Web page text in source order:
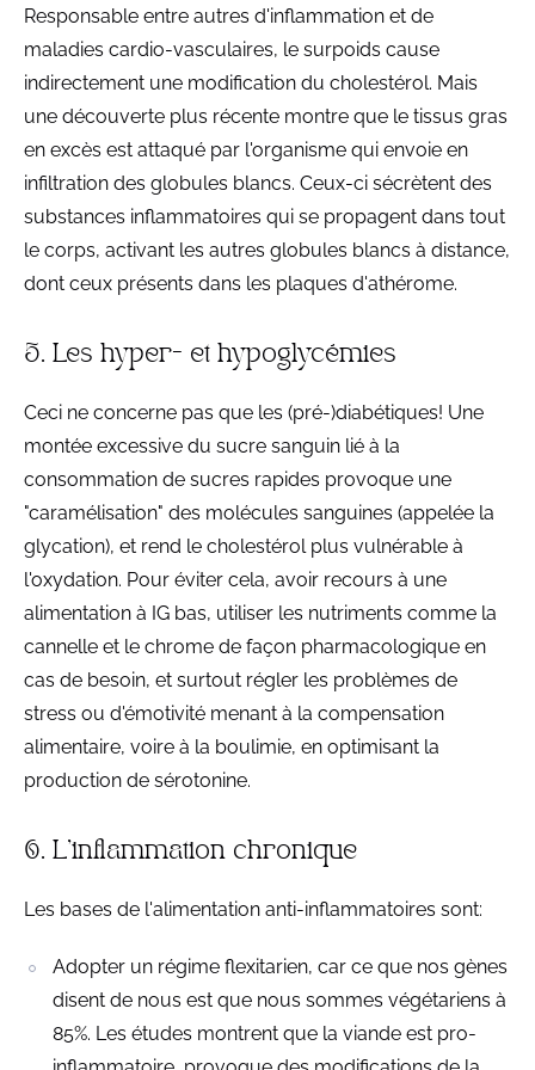
Responsable entre autres d'inflammation et de
maladies cardio-vasculaires, le surpoids cause
indirectement une modification du cholestérol. Mais
une découverte plus récente montre que le tissus gras
en excès est attaqué par l'organisme qui envoie en
infiltration des globules blancs. Ceux-ci sécrètent des
substances inflammatoires qui se propagent dans tout
le corps, activant les autres globules blancs à distance,
dont ceux présents dans les plaques d'athérome.
5. Les hyper- et hypoglycémies
Ceci ne concerne pas que les (pré-)diabétiques! Une
montée excessive du sucre sanguin lié à la
consommation de sucres rapides provoque une
"caramélisation" des molécules sanguines (appelée la
glycation), et rend le cholestérol plus vulnérable à
l'oxydation. Pour éviter cela, avoir recours à une
alimentation à IG bas, utiliser les nutriments comme la
cannelle et le chrome de façon pharmacologique en
cas de besoin, et surtout régler les problèmes de
stress ou d'émotivité menant à la compensation
alimentaire, voire à la boulimie, en optimisant la
production de sérotonine.
6. L'inflammation chronique
Les bases de l'alimentation anti-inflammatoires sont:
Adopter un régime flexitarien, car ce que nos gènes
disent de nous est que nous sommes végétariens à
85%. Les études montrent que la viande est pro-